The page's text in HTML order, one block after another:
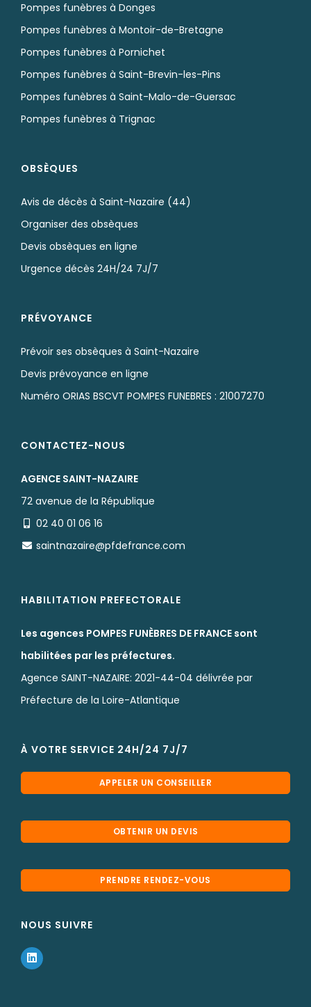
Pompes funèbres à Donges
Pompes funèbres à Montoir-de-Bretagne
Pompes funèbres à Pornichet
Pompes funèbres à Saint-Brevin-les-Pins
Pompes funèbres à Saint-Malo-de-Guersac
Pompes funèbres à Trignac
OBSÈQUES
Avis de décès à Saint-Nazaire (44)
Organiser des obsèques
Devis obsèques en ligne
Urgence décès 24H/24 7J/7
PRÉVOYANCE
Prévoir ses obsèques à Saint-Nazaire
Devis prévoyance en ligne
Numéro ORIAS BSCVT POMPES FUNEBRES : 21007270
CONTACTEZ-NOUS
AGENCE SAINT-NAZAIRE
72 avenue de la République
02 40 01 06 16
saintnazaire@pfdefrance.com
HABILITATION PREFECTORALE
Les agences POMPES FUNÈBRES DE FRANCE sont
habilitées par les préfectures.
Agence SAINT-NAZAIRE: 2021-44-04 délivrée par
Préfecture de la Loire-Atlantique
À VOTRE SERVICE 24H/24 7J/7
APPELER UN CONSEILLER
OBTENIR UN DEVIS
PRENDRE RENDEZ-VOUS
NOUS SUIVRE